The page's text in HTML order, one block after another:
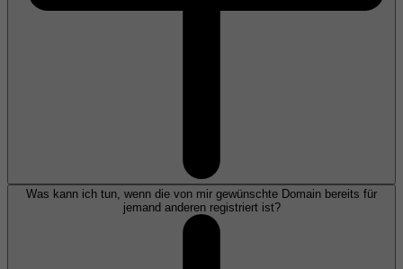
Was kann ich tun, wenn die von mir gewünschte Domain bereits für
jemand anderen registriert ist?